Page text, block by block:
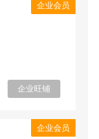
企业会员
企业旺铺
企业会员